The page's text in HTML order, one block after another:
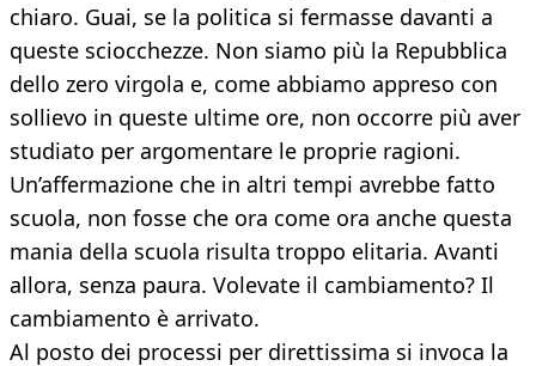
chiaro. Guai, se la politica si fermasse davanti a
queste sciocchezze. Non siamo più la Repubblica
dello zero virgola e, come abbiamo appreso con
sollievo in queste ultime ore, non occorre più aver
studiato per argomentare le proprie ragioni.
Un’affermazione che in altri tempi avrebbe fatto
scuola, non fosse che ora come ora anche questa
mania della scuola risulta troppo elitaria. Avanti
allora, senza paura. Volevate il cambiamento? Il
cambiamento è arrivato.
Al posto dei processi per direttissima si invoca la